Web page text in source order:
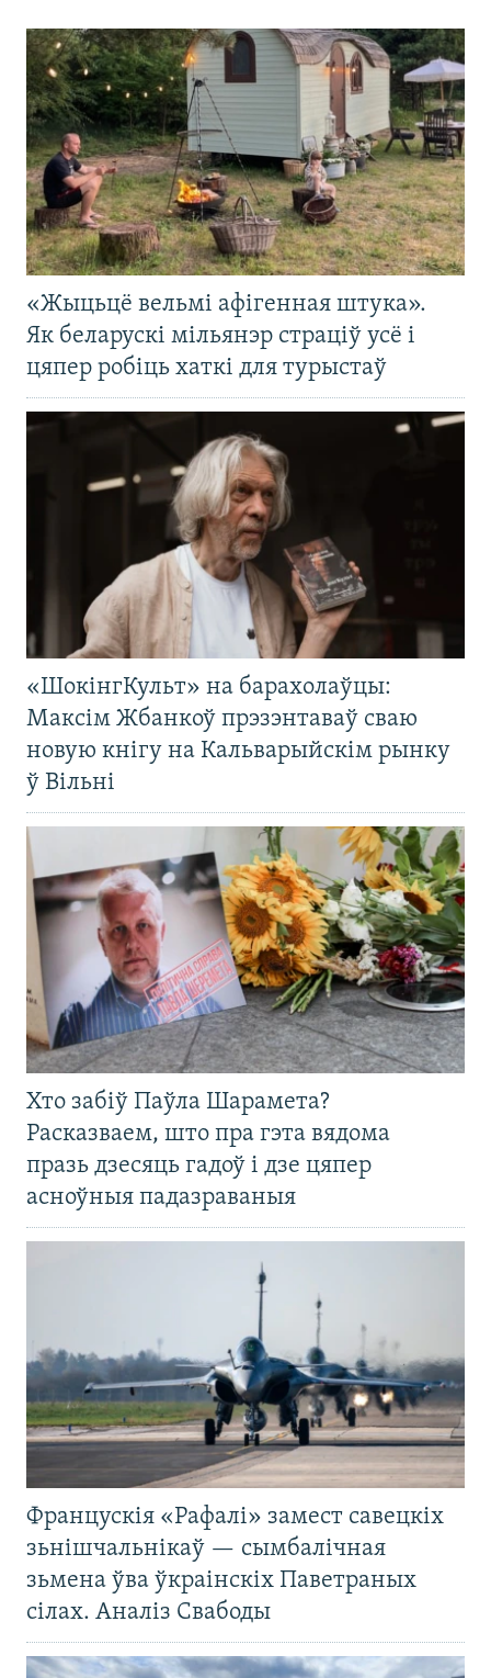
«Жыцьцё вельмі афігенная штука».
Як беларускі мільянэр страціў усё і
цяпер робіць хаткі для турыстаў
«ШокінгКульт» на барахолаўцы:
Максім Жбанкоў прэзэнтаваў сваю
новую кнігу на Кальварыйскім рынку
ў Вільні
Хто забіў Паўла Шарамета?
Расказваем, што пра гэта вядома
празь дзесяць гадоў і дзе цяпер
асноўныя падазраваныя
Францускія «Рафалі» замест савецкіх
зьнішчальнікаў — сымбалічная
зьмена ўва ўкраінскіх Паветраных
сілах. Аналіз Свабоды